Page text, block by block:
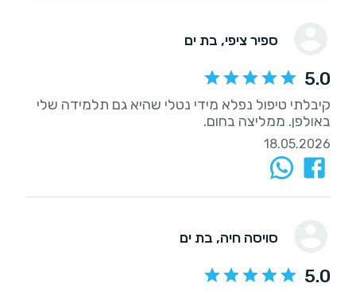
ספיר ציפי, בת ים
5.0
קיבלתי טיפול נפלא מידי נטלי שהיא גם תלמידה שלי
באולפן. ממליצה בחום.
18.05.2026
סויסה חיה, בת ים
5.0